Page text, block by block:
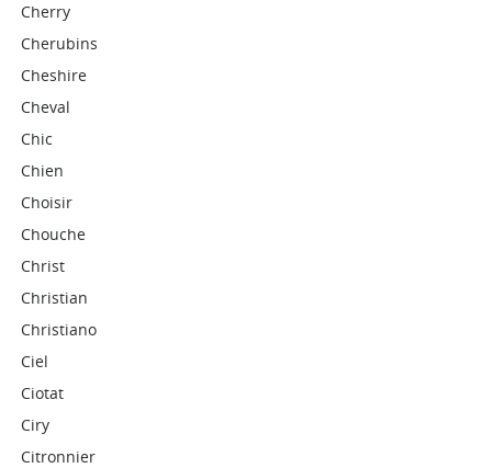
Cherry
Cherubins
Cheshire
Cheval
Chic
Chien
Choisir
Chouche
Christ
Christian
Christiano
Ciel
Ciotat
Ciry
Citronnier